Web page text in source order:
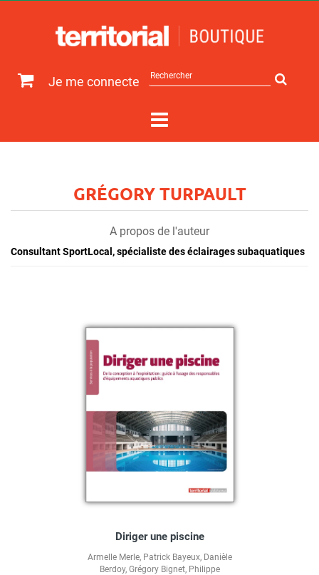
Je me connecte
sur
GRÉGORY TURPAULT
A propos de l'auteur
Consultant SportLocal, spécialiste des éclairages subaquatiques
Diriger une piscine
Armelle Merle, Patrick Bayeux, Danièle
Berdoy, Grégory Bignet, Philippe